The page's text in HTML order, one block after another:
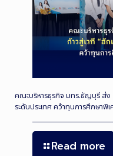
คณะบริหารธุรกิจ มทร.ธัญบุรี ส่
ระดับประเทศ คว้าทุนการศึกษาพิ
Read more